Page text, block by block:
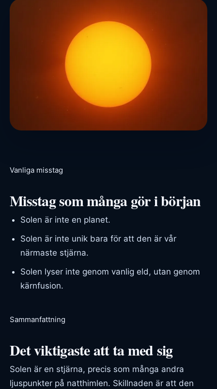
Vanliga misstag
Misstag som många gör i början
Solen är inte en planet.
Solen är inte unik bara för att den är vår
närmaste stjärna.
Solen lyser inte genom vanlig eld, utan genom
kärnfusion.
Sammanfattning
Det viktigaste att ta med sig
Solen är en stjärna, precis som många andra
ljuspunkter på natthimlen. Skillnaden är att den